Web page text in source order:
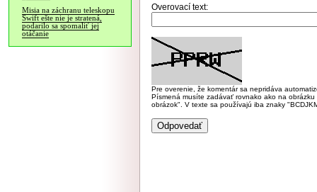
Misia na záchranu teleskopu
Swift ešte nie je stratená,
podarilo sa spomaliť jej
otáčanie
Overovací text:
Pre overenie, že komentár sa nepridáva
Písmená musíte zadávať rovnako ako na
obrázok". V texte sa používajú iba znaky